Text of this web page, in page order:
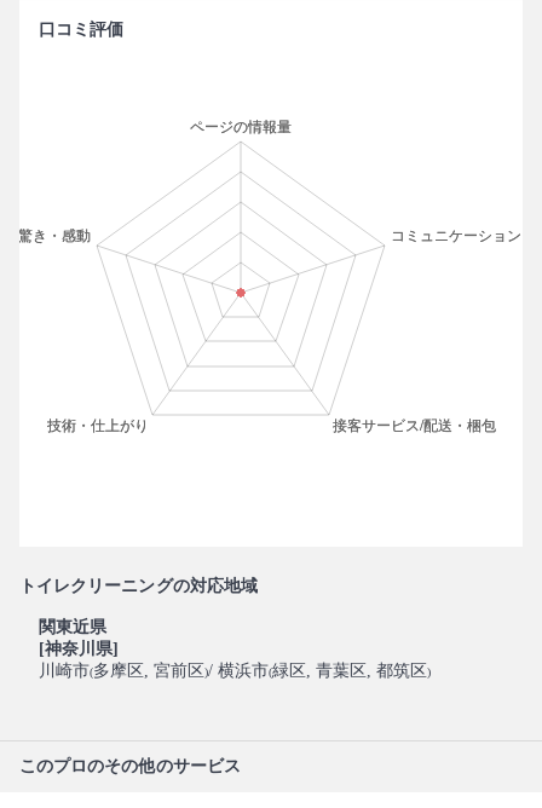
口コミ評価
トイレクリーニングの対応地域
関東近県
[神奈川県]
川崎市(多摩区 , 宮前区)/ 横浜市(緑区 , 青葉区 , 都筑区)
このプロのその他のサービス